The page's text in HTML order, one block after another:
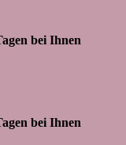
bei Ihnen
bei Ihnen